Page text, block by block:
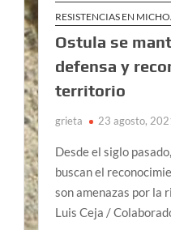
RESISTENCIAS EN
Ostula se
defensa y
territorio
grieta 23 agosto,
Desde el siglo
buscan el
son amenazas por la
Luis Ceja /